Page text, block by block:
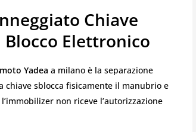
Chiave
Elettronico
Yadea a milano è la separazione
chiave sblocca fisicamente il manubrio e
non riceve l’autorizzazione